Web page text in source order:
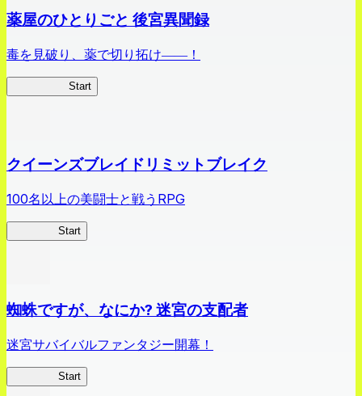
薬屋のひとりごと 後宮異聞録
毒を見破り、薬で切り拓け――！
Start
クイーンズブレイドリミットブレイク
100名以上の美闘士と戦うRPG
Start
蜘蛛ですが、なにか? 迷宮の支配者
迷宮サバイバルファンタジー開幕！
Start